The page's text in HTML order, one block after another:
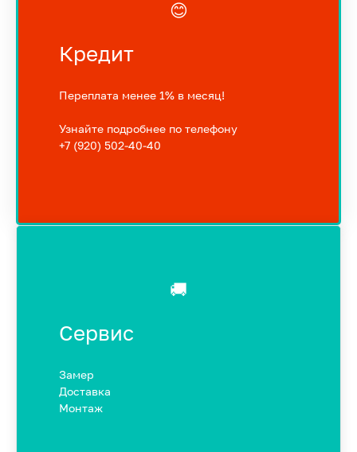
😊
Кредит
Переплата менее 1% в месяц!
Узнайте подробнее по телефону
+7 (920) 502-40-40
🚚
Сервис
Замер
Доставка
Монтаж